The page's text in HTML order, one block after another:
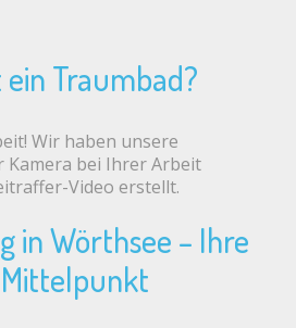
Traumbad?
Wir haben unsere
Kamera bei Ihrer Arbeit
Video erstellt.
in Wörthsee – Ihre